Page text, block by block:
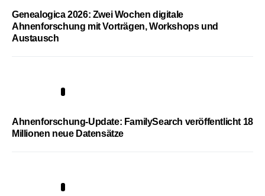
Genealogica 2026: Zwei Wochen digitale
Ahnenforschung mit Vorträgen, Workshops und
Austausch
Ahnenforschung-Update: FamilySearch veröffentlicht 18
Millionen neue Datensätze